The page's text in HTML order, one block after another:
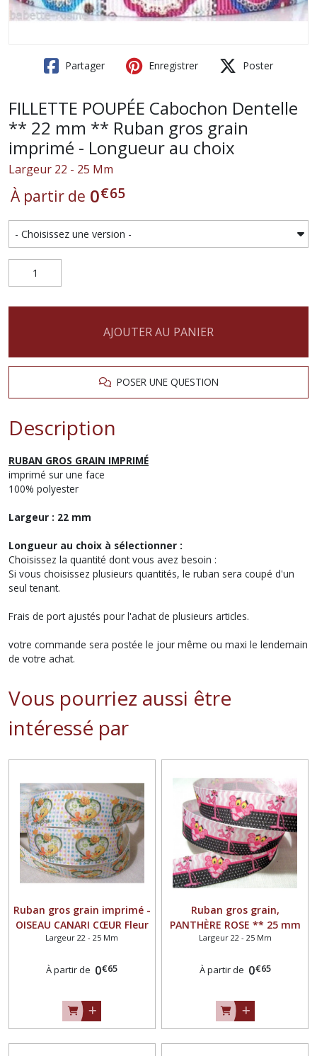
Partager Enregistrer Poster
FILLETTE POUPÉE Cabochon Dentelle
** 22 mm ** Ruban gros grain
imprimé - Longueur au choix
Largeur 22 - 25 Mm
À partir de 0€65
AJOUTER AU PANIER
POSER UNE QUESTION
Description
RUBAN GROS GRAIN IMPRIMÉ
imprimé sur une face
100% polyester
Largeur : 22 mm
Longueur au choix à sélectionner :
Choisissez la quantité dont vous avez besoin :
Si vous choisissez plusieurs quantités, le ruban sera coupé d'un
seul tenant.
Frais de port ajustés pour l'achat de plusieurs articles.
votre commande sera postée le jour même ou maxi le lendemain
de votre achat.
Vous pourriez aussi être
intéressé par
Ruban gros grain imprimé -
OISEAU CANARI CŒUR Fleur
Pois ** 25 mm ** Longueur
Largeur 22 - 25 Mm
À partir de 0€65
Ruban gros grain,
PANTHÈRE ROSE ** 25 mm
** Galon imprimé -
Largeur 22 - 25 Mm
À partir de 0€65